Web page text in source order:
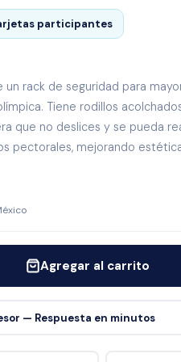
participantes
rack de seguridad para
Tiene rodillos
que no deslices y se pueda
pectorales, mejorando
Agregar al carrito
— Respuesta en minutos